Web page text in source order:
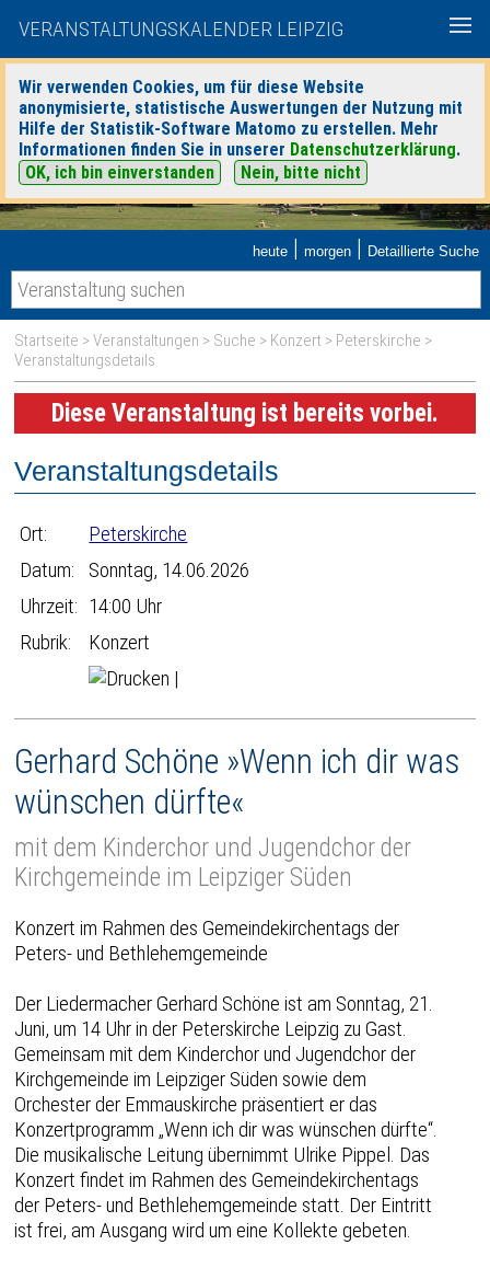
VERANSTALTUNGSKALENDER LEIPZIG
Wir verwenden Cookies, um für diese Website
anonymisierte, statistische Auswertungen der Nutzung mit
Hilfe der Statistik-Software Matomo zu erstellen. Mehr
Informationen finden Sie in unserer Datenschutzerklärung.
OK, ich bin einverstanden
Nein, bitte nicht
heute | morgen | Detaillierte Suche
Startseite >Veranstaltungen > Suche > Konzert > Peterskirche >
Veranstaltungsdetails
Diese Veranstaltung ist bereits vorbei.
Veranstaltungsdetails
Ort:
Peterskirche
Datum:
Sonntag, 14.06.2026
Uhrzeit: 14:00 Uhr
Rubrik:
Konzert
|
Gerhard Schöne »Wenn ich dir was
wünschen dürfte«
mit dem Kinderchor und Jugendchor der
Kirchgemeinde im Leipziger Süden
Konzert im Rahmen des Gemeindekirchentags der
Peters- und Bethlehemgemeinde
Der Liedermacher Gerhard Schöne ist am Sonntag, 21.
Juni, um 14 Uhr in der Peterskirche Leipzig zu Gast.
Gemeinsam mit dem Kinderchor und Jugendchor der
Kirchgemeinde im Leipziger Süden sowie dem
Orchester der Emmauskirche präsentiert er das
Konzertprogramm „Wenn ich dir was wünschen dürfte“.
Die musikalische Leitung übernimmt Ulrike Pippel. Das
Konzert findet im Rahmen des Gemeindekirchentags
der Peters- und Bethlehemgemeinde statt. Der Eintritt
ist frei, am Ausgang wird um eine Kollekte gebeten.